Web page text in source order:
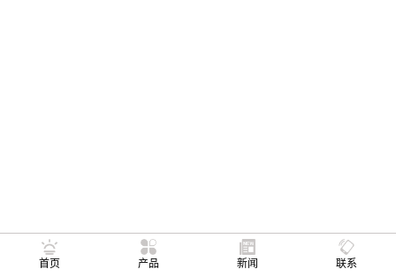
首页 产品 新闻 联系